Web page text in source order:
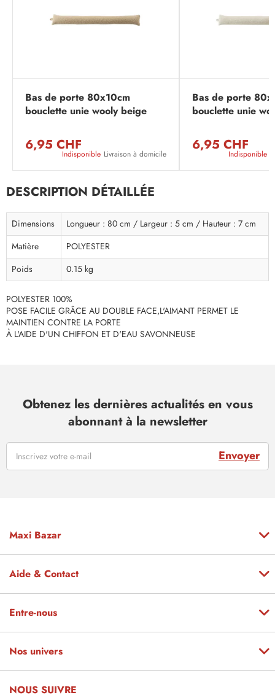
Bas de porte 80x10cm
bouclette unie wooly beige
6,95 CHF
Indisponible Livraison à domicile
Bas de porte
bouclette unie
6,95 CHF
Indisponible
DESCRIPTION DÉTAILLÉE
Dimensions
Longueur : 80 cm / Largeur : 5 cm / Hauteur : 7 cm
Matière
POLYESTER
Poids
0.15 kg
POLYESTER 100%
POSE FACILE GRÂCE AU DOUBLE FACE,L'AIMANT PERMET LE
MAINTIEN CONTRE LA PORTE
À L'AIDE D'UN CHIFFON ET D'EAU SAVONNEUSE
Obtenez les dernières actualités en vous
abonnant à la newsletter
Envoyer
Maxi Bazar
Aide & Contact
Entre-nous
Nos univers
NOUS SUIVRE